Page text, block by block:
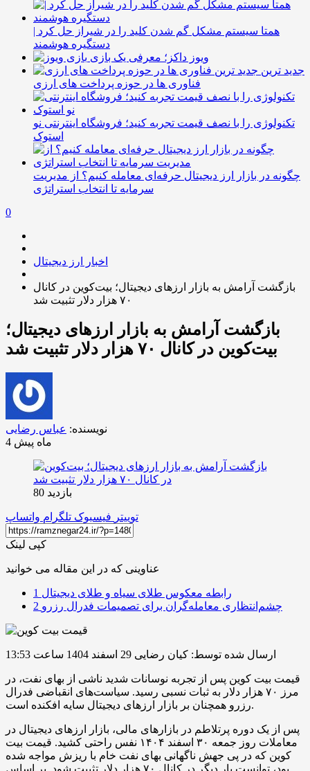
همتا سیستم مشکل گم شدن کلید را در شیراز حل کرد |
دستگیره هوشمند
ویوز داکز؛ معرفی یک بازی
جدید ترین
فناوری ها در حوزه پرداخت های ارزی
تکنولوژی را با نصف قیمت تجربه کنید؛ فروشگاه اینترنتی نو
استوک
چگونه در بازار ارز دیجیتال حرفه‌ای معامله کنیم؟ از مدیریت
سرمایه تا انتخاب استراتژی
0
اخبار ارز دیجیتال
بازگشت آرامش به بازار ارزهای دیجیتال؛ بیت‌کوین در کانال
۷۰ هزار دلار تثبیت شد
بازگشت آرامش به بازار ارزهای دیجیتال؛
بیت‌کوین در کانال ۷۰ هزار دلار تثبیت شد
نویسنده: عباس رضایی
4 ماه پیش
بازدید 80
توییتر فیسبوک تلگرام واتساپ
کپی لینک
عناوینی که در این مقاله می خوانید
1 رابطه معکوس طلای سیاه و طلای دیجیتال
2 چشم‌انتظاری معامله‌گران برای تصمیمات فدرال رزرو
ارسال شده توسط: کیان رضایی 29 اسفند 1404 ساعت 13:53
قیمت بیت کوین پس از تجربه نوسانات شدید ناشی از بهای نفت، در
مرز ۷۰ هزار دلار به ثبات نسبی رسید. سیاست‌های انقباضی فدرال
رزرو همچنان بر بازار ارزهای دیجیتال سایه افکنده است.
پس از یک دوره پرتلاطم در بازارهای مالی، بازار ارزهای دیجیتال در
معاملات روز جمعه ۳۰ اسفند ۱۴۰۴ نفس راحتی کشید. قیمت بیت
کوین که در پی جهش ناگهانی بهای نفت خام با ریزش مواجه شده